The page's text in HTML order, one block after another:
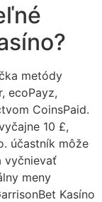
metódy
ecoPayz,
CoinsPaid.
10 £,
účastník môže
vyčnievať
meny
Kasíno